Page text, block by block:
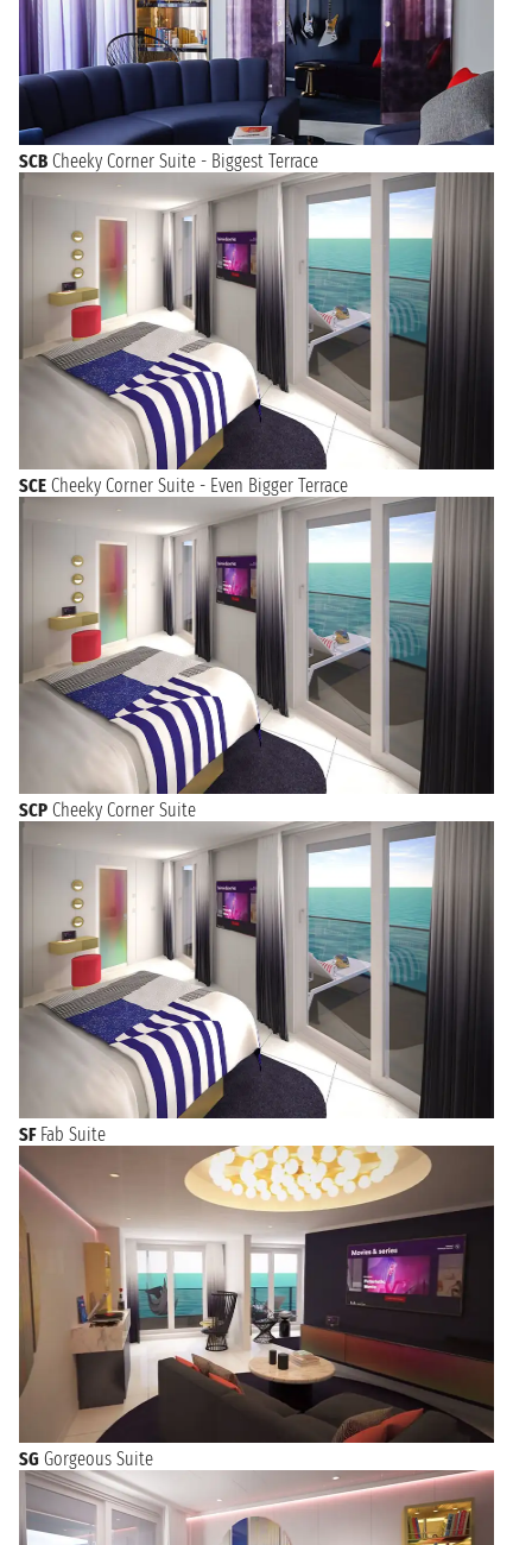
SCB Cheeky Corner Suite - Biggest Terrace
SCE Cheeky Corner Suite - Even Bigger Terrace
SCP Cheeky Corner Suite
SF Fab Suite
SG Gorgeous Suite